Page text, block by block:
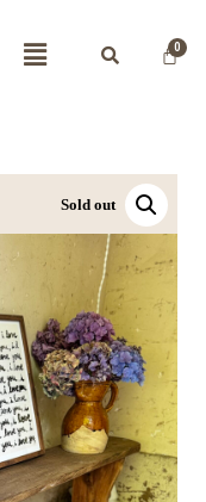
Sold out